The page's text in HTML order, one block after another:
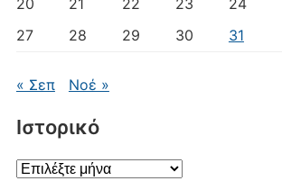
20
21 22 23 24
27
28 29 30 31
« Σεπ Νοέ »
Ιστορικό
Ιστορικό